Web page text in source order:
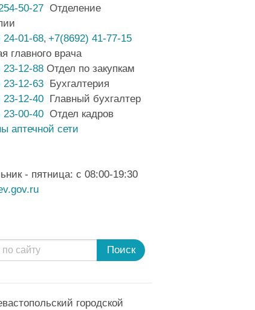
50-27 Отделение
24-01-68, +7(8692) 41-77-15
главного врача
23-12-88 Отдел по закупкам
23-12-63 Бухгалтерия
23-12-40 Главный бухгалтер
23-00-40 Отдел кадров
аптечной сети
- пятница: с 08:00-19:30
Поиск
городской